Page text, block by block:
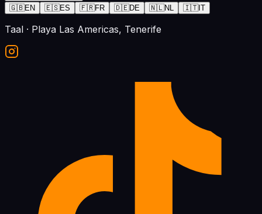
🇬🇧EN 🇪🇸ES 🇫🇷FR 🇩🇪DE 🇳🇱NL 🇮🇹IT
Taal · Playa Las Americas, Tenerife